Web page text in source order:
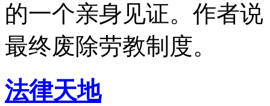
的一个亲身见证。作者
最终废除劳教制度。
法律天地